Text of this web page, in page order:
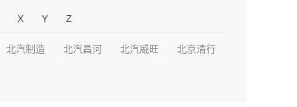
X Y Z
北汽制造 北汽昌河 北汽威旺 北京清行